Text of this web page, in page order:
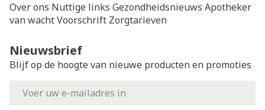
Over ons Nuttige links Gezondheidsnieuws Apotheker
van wachtVoorschrift Zorgtarieven
Nieuwsbrief
Blijf op de hoogte van nieuwe producten en promoties